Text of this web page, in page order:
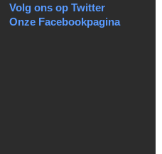
Volg ons op Twitter
Onze Facebookpagina